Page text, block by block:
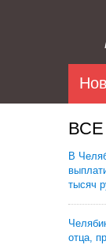
В
тысяч
отца,